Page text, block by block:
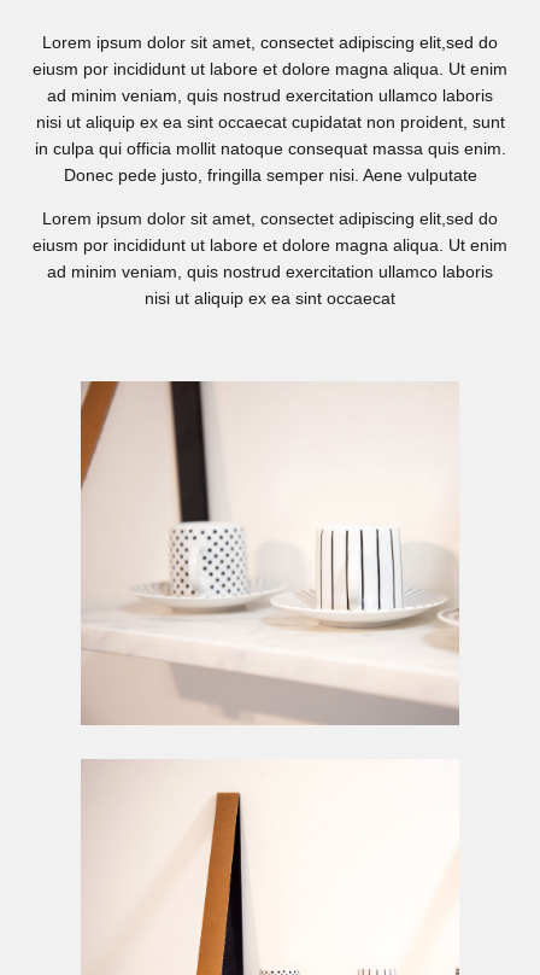
Lorem ipsum dolor sit amet, consectet adipiscing elit,sed do
eiusm por incididunt ut labore et dolore magna aliqua. Ut enim
ad minim veniam, quis nostrud exercitation ullamco laboris
nisi ut aliquip ex ea sint occaecat cupidatat non proident, sunt
in culpa qui officia mollit natoque consequat massa quis enim.
Donec pede justo, fringilla semper nisi. Aene vulputate
Lorem ipsum dolor sit amet, consectet adipiscing elit,sed do
eiusm por incididunt ut labore et dolore magna aliqua. Ut enim
ad minim veniam, quis nostrud exercitation ullamco laboris
nisi ut aliquip ex ea sint occaecat